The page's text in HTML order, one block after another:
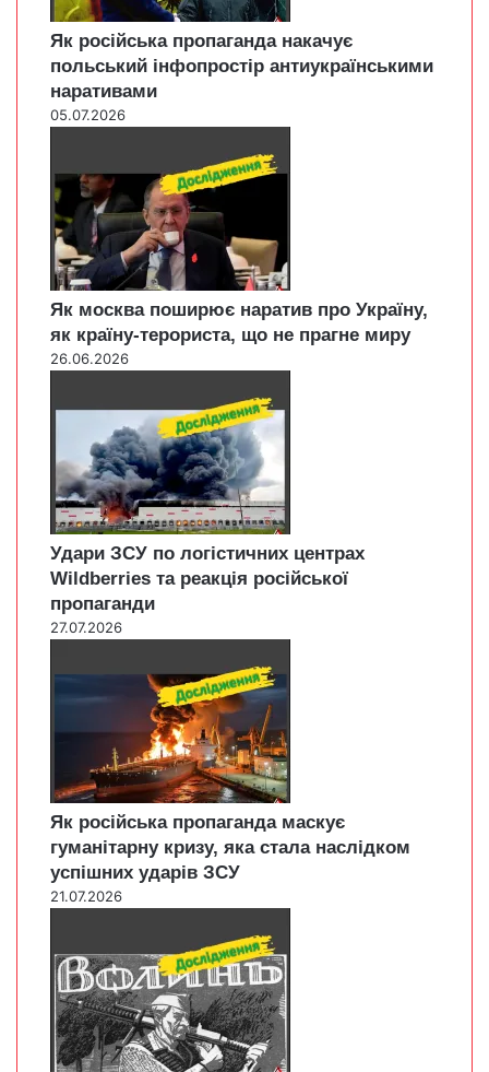
Як російська пропаганда накачує
польський інфопростір антиукраїнськими
наративами
05.07.2026
Як москва поширює наратив про Україну,
як країну-терориста, що не прагне миру
26.06.2026
Удари ЗСУ по логістичних центрах
Wildberries та реакція російської
пропаганди
27.07.2026
Як російська пропаганда маскує
гуманітарну кризу, яка стала наслідком
успішних ударів ЗСУ
21.07.2026